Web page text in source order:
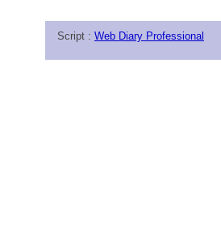
Script : Web Diary Professional